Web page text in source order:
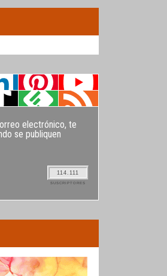
electrónico, te
se publiquen
114.111
SUSCRIPTORES